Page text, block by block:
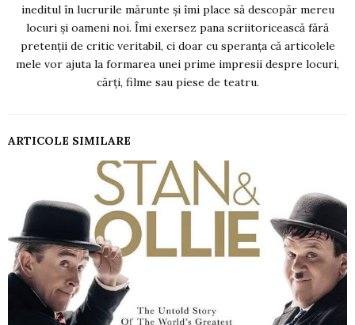
ineditul în lucrurile mărunte și îmi place să descopăr mereu
locuri și oameni noi. Îmi exersez pana scriitoricească fără
pretenții de critic veritabil, ci doar cu speranța că articolele
mele vor ajuta la formarea unei prime impresii despre locuri,
cărți, filme sau piese de teatru.
ARTICOLE SIMILARE